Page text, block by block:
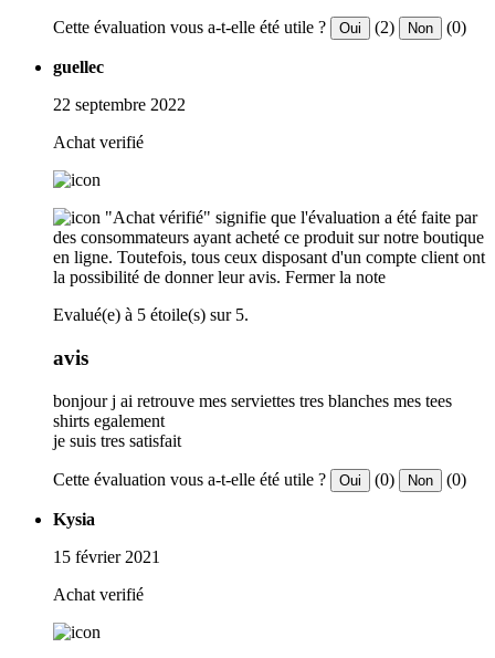
Cette évaluation vous a-t-elle été utile ? Oui (2) Non (0)
guellec
22 septembre 2022
Achat verifié
"Achat vérifié" signifie que l'évaluation a été faite par
des consommateurs ayant acheté ce produit sur notre boutique
en ligne. Toutefois, tous ceux disposant d'un compte client ont
la possibilité de donner leur avis. Fermer la note
Evalué(e) à 5 étoile(s) sur 5.
avis
bonjour j ai retrouve mes serviettes tres blanches mes tees
shirts egalement
je suis tres satisfait
Cette évaluation vous a-t-elle été utile ? Oui (0) Non (0)
Kysia
15 février 2021
Achat verifié